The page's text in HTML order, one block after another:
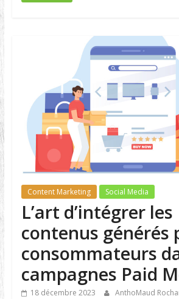
Content Marketing Social Media
L’art d’intégrer les
contenus générés
consommateurs
campagnes Paid
18 décembre 2023 AnthoMaud